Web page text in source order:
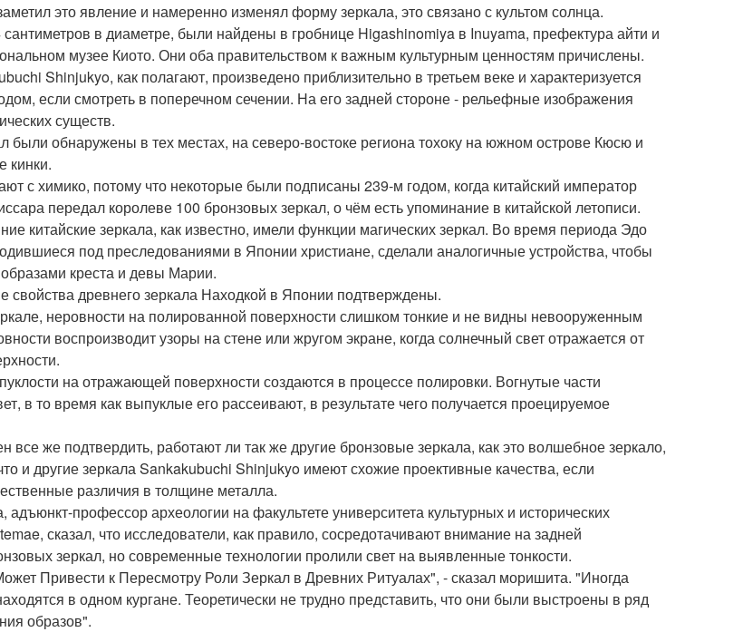
это явление и намеренно изменял форму зеркала, это связано с культом солнца.
в диаметре, были найдены в гробнице Higashinomiya в Inuyama, префектура айти и
музее Киото. Они оба правительством к важным культурным ценностям причислены.
Shinjukyo, как полагают, произведено приблизительно в третьем веке и характеризуется
если смотреть в поперечном сечении. На его задней стороне - рельефные изображения
существ.
были обнаружены в тех местах, на северо-востоке региона тохоку на южном острове Кюсю и
кинки.
с химико, потому что некоторые были подписаны 239-м годом, когда китайский император
передал королеве 100 бронзовых зеркал, о чём есть упоминание в китайской летописи.
китайские зеркала, как известно, имели функции магических зеркал. Во время периода Эдо
под преследованиями в Японии христиане, сделали аналогичные устройства, чтобы
креста и девы Марии.
свойства древнего зеркала Находкой в Японии подтверждены.
неровности на полированной поверхности слишком тонкие и не видны невооруженным
воспроизводит узоры на стене или жругом экране, когда солнечный свет отражается от
на отражающей поверхности создаются в процессе полировки. Вогнутые части
в то время как выпуклые его рассеивают, в результате чего получается проецируемое
все же подтвердить, работают ли так же другие бронзовые зеркала, как это волшебное зеркало,
и другие зеркала Sankakubuchi Shinjukyo имеют схожие проективные качества, если
различия в толщине металла.
профессор археологии на факультете университета культурных и исторических
сказал, что исследователи, как правило, сосредотачивают внимание на задней
зеркал, но современные технологии пролили свет на выявленные тонкости.
Привести к Пересмотру Роли Зеркал в Древних Ритуалах", - сказал моришита. "Иногда
в одном кургане. Теоретически не трудно представить, что они были выстроены в ряд
образов".